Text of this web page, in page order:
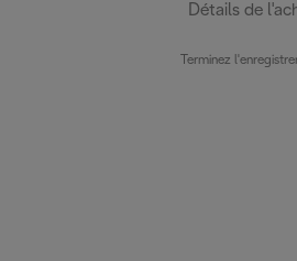
Détails de
Terminez